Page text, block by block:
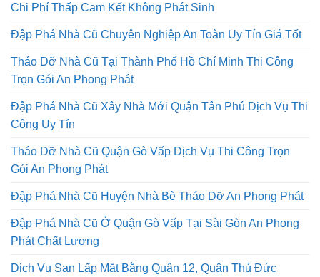
Chi Phí Thấp Cam Kết Không Phát Sinh
Đập Phá Nhà Cũ Chuyên Nghiệp An Toàn Uy Tín Giá Tốt
Tháo Dỡ Nhà Cũ Tại Thành Phố Hồ Chí Minh Thi Công
Trọn Gói An Phong Phát
Đập Phá Nhà Cũ Xây Nhà Mới Quận Tân Phú Dịch Vụ Thi
Công Uy Tín
Tháo Dỡ Nhà Cũ Quận Gò Vấp Dịch Vụ Thi Công Trọn
Gói An Phong Phát
Đập Phá Nhà Cũ Huyện Nhà Bè Tháo Dỡ An Phong Phát
Đập Phá Nhà Cũ Ở Quận Gò Vấp Tại Sài Gòn An Phong
Phát Chất Lượng
Dịch Vụ San Lấp Mặt Bằng Quận 12, Quận Thủ Đức